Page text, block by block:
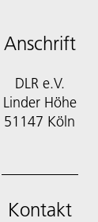
Anschrift
DLR e.V.
Linder Höhe
51147 Köln
Kontakt